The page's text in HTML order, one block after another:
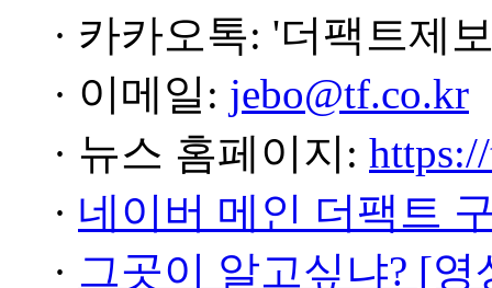
· 카카오톡: '더팩트제
· 이메일: jebo@tf.co.kr
· 뉴스 홈페이지:
· 네이버 메인 더팩트
· 그곳이 알고싶냐? [